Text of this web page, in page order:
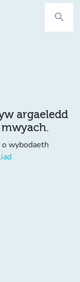
search
argaeledd
wybodaeth